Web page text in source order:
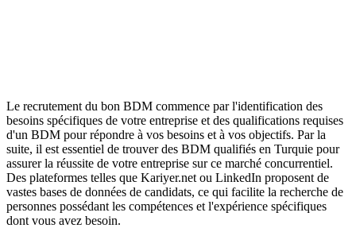
Le recrutement du bon BDM commence par l'identification des
besoins spécifiques de votre entreprise et des qualifications requises
d'un BDM pour répondre à vos besoins et à vos objectifs. Par la
suite, il est essentiel de trouver des BDM qualifiés en Turquie pour
assurer la réussite de votre entreprise sur ce marché concurrentiel.
Des plateformes telles que Kariyer.net ou LinkedIn proposent de
vastes bases de données de candidats, ce qui facilite la recherche de
personnes possédant les compétences et l'expérience spécifiques
dont vous avez besoin.